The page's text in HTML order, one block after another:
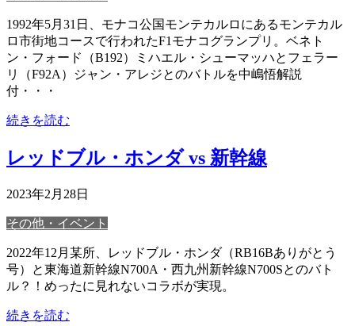
1992年5月31日、モナコ公国モンテカルロにあるモンテカル
ロ市街地コースで行われたF1モナコグランプリ。ベネト
ン・フォード（B192）ミハエル・シューマッハとフェラー
リ（F92A）ジャン・アレジとのバトルを中嶋悟解説
付・・・
続きを読む
レッドブル・ホンダ vs 新幹線
2023年2月28日
その他・イベント
2022年12月某所、レッドブル・ホンダ（RB16Bありがとう
号）と東海道新幹線N700A・西九州新幹線N700Sとのバト
ル？！めったに見れないコラボが実現。
続きを読む